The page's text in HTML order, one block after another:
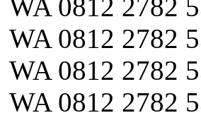
WA 0812 2782
WA 0812 2782
WA 0812 2782
WA 0812 2782